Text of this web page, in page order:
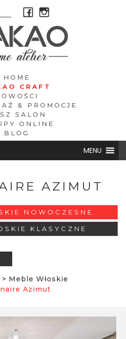
HOME
CRAFT
& PROMOCJE
SALON
ONLINE
BLOG
MENU
AZIMUT
NOWOCZESNE
KLASYCZNE
> Meble Włoskie
Azimut